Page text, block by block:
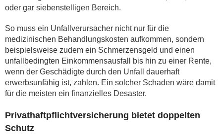
oder gar siebenstelligen Bereich.
So muss ein Unfallverursacher nicht nur für die
medizinischen Behandlungskosten aufkommen, sondern
beispielsweise zudem ein Schmerzensgeld und einen
unfallbedingten Einkommensausfall bis hin zu einer Rente,
wenn der Geschädigte durch den Unfall dauerhaft
erwerbsunfähig ist, zahlen. Ein solcher Schaden wäre damit
für die meisten ein finanzielles Desaster.
Privathaftpflichtversicherung bietet doppelten
Schutz